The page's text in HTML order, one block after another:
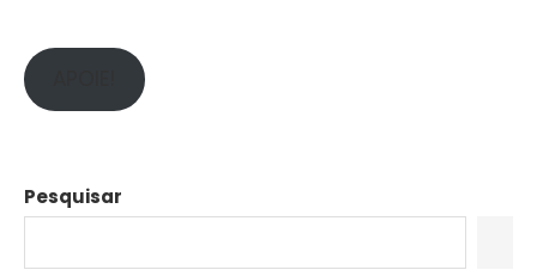
Pesquisar